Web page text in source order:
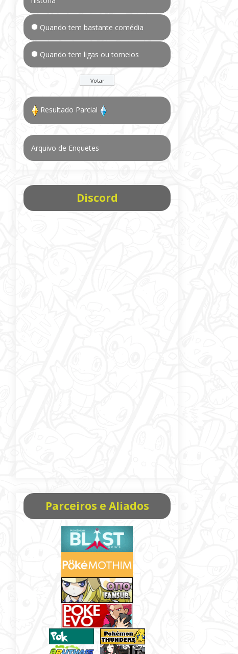
Quando tem bastante comédia
Quando tem ligas ou torneios
Resultado Parcial
Arquivo de Enquetes
Discord
Parceiros e Aliados